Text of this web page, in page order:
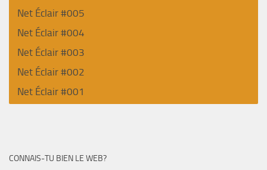
Net Éclair #005
Net Éclair #004
Net Éclair #003
Net Éclair #002
Net Éclair #001
CONNAIS-TU BIEN LE WEB?